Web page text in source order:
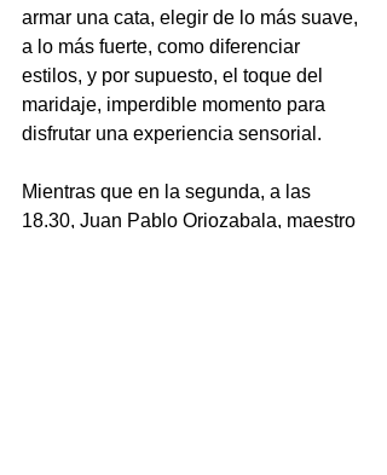
armar una cata, elegir de lo más suave,
a lo más fuerte, como diferenciar
estilos, y por supuesto, el toque del
maridaje, imperdible momento para
disfrutar una experiencia sensorial.
Mientras que en la segunda, a las
18.30, Juan Pablo Oriozabala, maestro